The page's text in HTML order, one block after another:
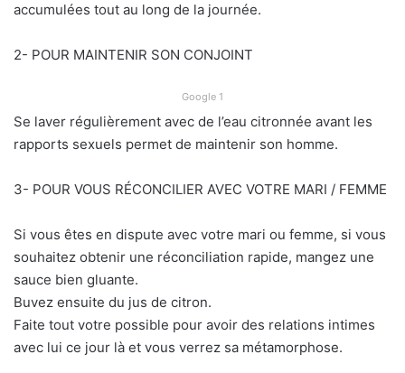
accumulées tout au long de la journée.
2- POUR MAINTENIR SON CONJOINT
Google 1
Se laver régulièrement avec de l’eau citronnée avant les
rapports sexuels permet de maintenir son homme.
3- POUR VOUS RÉCONCILIER AVEC VOTRE MARI / FEMME
Si vous êtes en dispute avec votre mari ou femme, si vous
souhaitez obtenir une réconciliation rapide, mangez une
sauce bien gluante.
Buvez ensuite du jus de citron.
Faite tout votre possible pour avoir des relations intimes
avec lui ce jour là et vous verrez sa métamorphose.